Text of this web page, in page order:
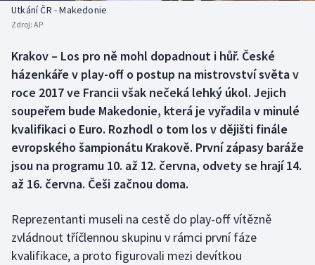
Biatlon
Box
Curling
Dostihy
Florbal
Golf
Aplikace ČT sport
Utkání ČR - Makedonie
Zdroj: AP
Krakov – Los pro ně mohl dopadnout i hůř. České
házenkáře v play-off o postup na mistrovství světa v
roce 2017 ve Francii však nečeká lehký úkol. Jejich
soupeřem bude Makedonie, která je vyřadila v minulé
kvalifikaci o Euro. Rozhodl o tom los v dějišti finále
evropského šampionátu Krakově. První zápasy baráže
jsou na programu 10. až 12. června, odvety se hrají 14.
až 16. června. Češi začnou doma.
Reprezentanti museli na cestě do play-off vítězně
zvládnout tříčlennou skupinu v rámci první fáze
kvalifikace, a proto figurovali mezi devítkou